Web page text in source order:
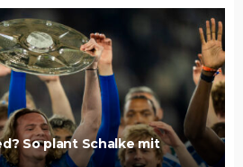
So plant Schalke mit